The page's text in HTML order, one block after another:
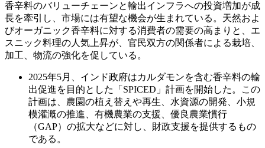
香辛料のバリューチェーンと輸出インフラへの投資増加が成
長を牽引し、市場には有望な機会が生まれている。天然およ
びオーガニック香辛料に対する消費者の需要の高まりと、エ
スニック料理の人気上昇が、官民双方の関係者による栽培、
加工、物流の強化を促している。
2025年5月、インド政府はカルダモンを含む香辛料の輸
出促進を目的とした「SPICED」計画を開始した。この
計画は、農園の植え替えや再生、水資源の開発、小規
模灌漑の推進、有機農業の支援、優良農業慣行
（GAP）の拡大などに対し、財政支援を提供するもの
である。